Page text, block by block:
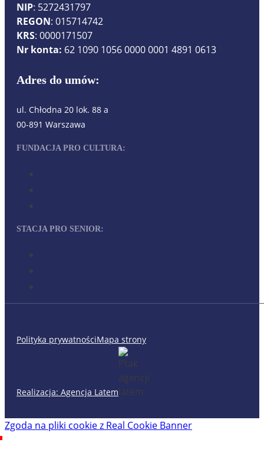
NIP: 5272431797
REGON: 015714742
KRS: 0000171507
Nr konta: 62 1090 1056 0000 0001 4891 0613
Adres do umów:
ul. Chłodna 20 lok. 88 a
00-891 Warszawa
FUNDACJA PRO CULTURA:
STACJA PRO SENIOR:
Polityka prywatnościMapa strony
Realizacja: Agencja Latem
Zgoda na pliki cookie z Real Cookie Banner